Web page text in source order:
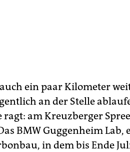
ein paar Kilometer
an der Stelle
ragt: am Kreuzberger
BMW Guggenheim Lab,
in dem bis Ende